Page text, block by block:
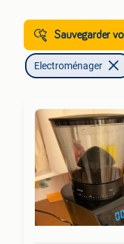
Sauvegarder
Electroménager